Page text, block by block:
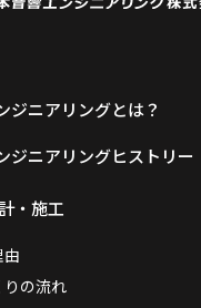
ジニアリングとは？
ジニアリングヒストリー
・施工
の流れ